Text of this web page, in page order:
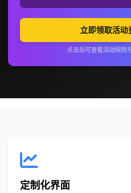
立即领取活动
点击后可查看活动规则
定制化界面